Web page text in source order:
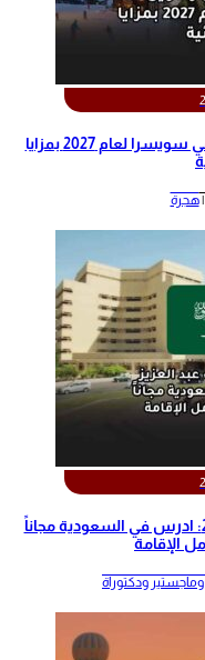
عرض تدريب صيفي وطويل الأمد في سويسرا لعام 2027 بمزايا
هجرة
جامعة الملك عبد العزيز 2026: ادرس في السعودية مجاناً
الإقامة
ودكتوراة